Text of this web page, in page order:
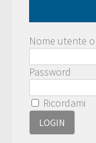
Nome utente
Password
Ricordami